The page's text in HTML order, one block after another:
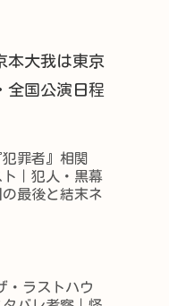
本大我は東京
全国公演日程
罪者』相関
ト｜犯人・黒幕
最後と結末ネ
ラストハウ